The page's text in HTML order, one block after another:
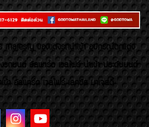
Majesty ของเเต่งรถนำเข้า อุปกรณ์ตกแต่ง
ถยนต์ อัลพาร์ด เวลไฟร์ นำเข้า ประดับยนต์
ข้า อัลพาร์ด เวลไฟร์ เลกซัส มาเจสตี้